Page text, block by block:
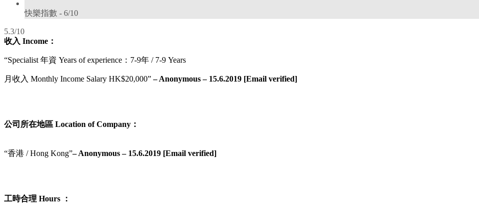
快樂指數 - 6/10
5.3/10
收入 Income：
“Specialist 年資 Years of experience：7-9年 / 7-9 Years
月收入 Monthly Income Salary HK$20,000”– Anonymous – 15.6.2019 [Email verified]
公司所在地區 Location of Company：
“香港 / Hong Kong”– Anonymous – 15.6.2019 [Email verified]
工時合理 Hours ：